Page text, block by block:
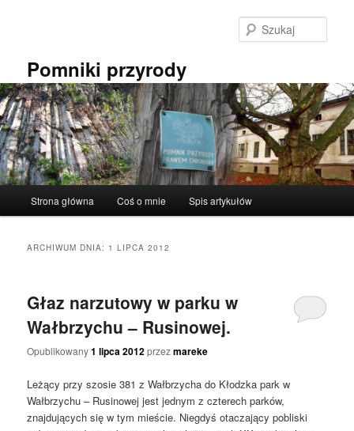
Pomniki przyrody
Strona główna Coś o mnie Spis artykułów
ARCHIWUM DNIA: 1 LIPCA 2012
Głaz narzutowy w parku w
Wałbrzychu – Rusinowej.
Opublikowany1 lipca 2012przezmareke
Leżący przy szosie 381 z Wałbrzycha do Kłodzka park w
Wałbrzychu – Rusinowej jest jednym z czterech parków,
znajdujących się w tym mieście. Niegdyś otaczający pobliski